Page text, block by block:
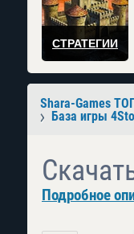
СТРАТЕГИИ
Shara-Games
База игры
Подробное